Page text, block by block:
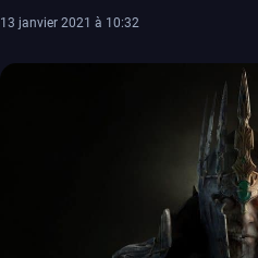
13 janvier 2021 à 10:32